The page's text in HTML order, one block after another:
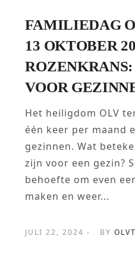
FAMILIEDAG
13 OKTOBER
VOOR
Het heiligdom OLV
één keer per maand
gezinnen. Wat
zijn voor een gezin?
behoefte om even
maken en weer...
JULI 22, 2024 - BY